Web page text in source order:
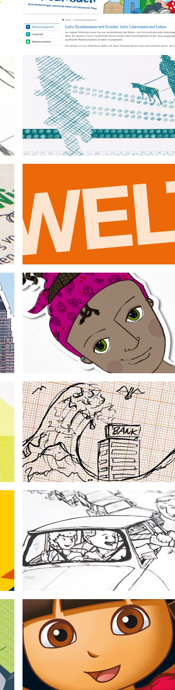
Dabei sein! Von Anfang an.
Aktion Mensch e. V.
Leitfaden zur Vermittlung sozialer Themen
InWEnt gGmbH
Danone Waters GmbH | Volvic
Grundschulmaterial zum Thema Wasser
Durchblick im Steuer-
Unterrichtsmaterial zu Steuern und Finanzen
Wir feiern die Einheit!
Bundesstiftung zur Aufarbeitung der SED-
Diktatur/Bundesministerium des Innern
Grundschul-Lernmodul zur Deutschen Einheit
Hilf Dora helfen!
Kindergarten-Leitfaden zum Thema Helfen